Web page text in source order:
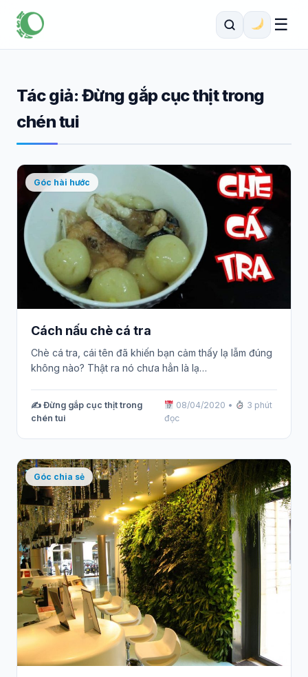
☰
Tác giả: Đừng gắp cục thịt trong
chén tui
Góc hài hước
Cách nấu chè cá tra
Chè cá tra, cái tên đã khiến bạn cảm thấy lạ lẫm đúng
không nào? Thật ra nó chưa hẳn là lạ…
✍️ Đừng gắp cục thịt trong
chén tui
08/04/2020 •
3 phút
đọc
Góc chia sẻ